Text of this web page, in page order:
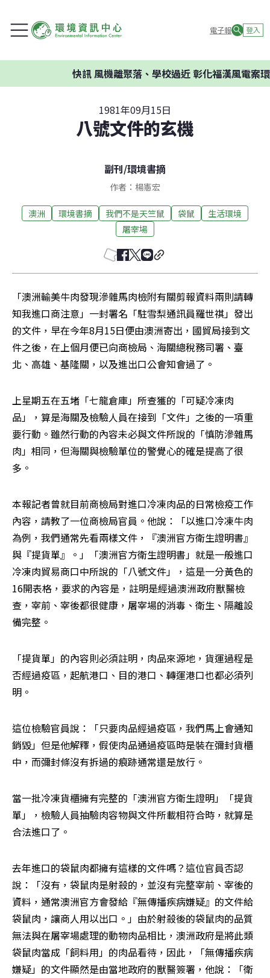
電子報 登入
快訊風機離聚落、學校過近 彰化福漢風電案環委
1981年09月15日
八號文件的玄機
副刊/環境書摘
作者：楊憲宏
澳洲 環境書摘 我們不是天竺鼠 袋鼠
生活環境
屠宰場
「澳洲輸美牛肉發現滲雜馬肉檢附有關剪報資料兩則請轉
知我進口商注意」一封署名「駐雪梨通訊員羅世祺」發出
的文件，早在今年8月15日便由澳洲寄出，國貿局接到文
件之後，在上個月便已向商檢局、海關總稅務司署、臺
北、高雄、基隆關，以及進出口公會知會過了。
上星期五在五堵「七龍倉庫」所查獲的「可疑冷凍肉
品」，算是海關及檢驗人員在接到「文件」之後的一項重
要行動。雖然行動的內容未必與文件所說的「慎防滲雜馬
肉」相同，但海關與檢驗單位的警覺心的確是提高了很
多。
本報記者曾就目前商檢局對進口冷凍肉品的日常檢疫工作
內容，請教了一位商檢局官員。他說：「以進口冷凍牛肉
為例，我們通常先看兩樣文件，『澳洲官方衛生證明書』
與『提貨單』。」「澳洲官方衛生證明書」就是一般進口
冷凍肉貿易商口中所說的「八號文件」，這是一分黃色的
16開表格，要求的內容是，註明是經過澳洲政府獸醫檢
查，宰前、宰後都很健康，屠宰場的消毒、衛生、隔離設
備完整。
「提貨單」的內容則必須註明，肉品來源地，貨運過程是
否經過疫區，起航港口、目的港口、轉運港口也都必須列
明。
這位檢驗官員說：「只要肉品經過疫區，我們馬上會通知
銷毀」但是他解釋，假使肉品通過疫區時是裝在彌封貨櫃
中，而彌封條沒有拆過的痕跡通常還是放行。
當一批冷凍貨櫃擁有完整的「澳洲官方衛生證明」「提貨
單」，檢驗人員抽驗肉容物與文件所載相符合時，就算是
合法進口了。
去年進口的袋鼠肉都擁有這樣的文件嗎？這位官員否認
說：「沒有，袋鼠肉是射殺的，並沒有完整宰前、宰後的
資料，通常澳洲官方會發給『無傳播疾病嫌疑』的文件給
袋鼠肉，讓商人用以出口。」由於射殺後的袋鼠肉的品質
無法與在屠宰場處理的動物肉品相比，澳洲政府是將此類
袋鼠肉當成「飼料用」的肉品看待，因此，「無傳播疾病
嫌疑」的文件顯然是由當地政府的獸醫簽署，他說：「衛